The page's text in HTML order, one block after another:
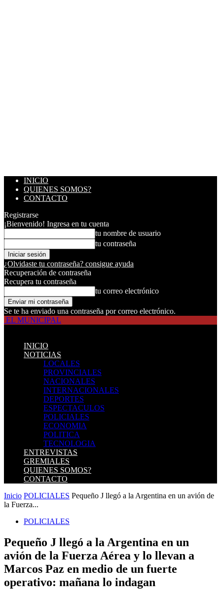
INICIO
QUIENES SOMOS?
CONTACTO
Registrarse
¡Bienvenido! Ingresa en tu cuenta
tu nombre de usuario
tu contraseña
¿Olvidaste tu contraseña? consigue ayuda
Recuperación de contraseña
Recupera tu contraseña
tu correo electrónico
Se te ha enviado una contraseña por correo electrónico.
EL MUNICIPAL
INICIO
NOTICIAS
LOCALES
PROVINCIALES
NACIONALES
INTERNACIONALES
DEPORTES
ESPECTACULOS
POLICIALES
ECONOMIA
POLITICA
TECNOLOGIA
ENTREVISTAS
GREMIALES
QUIENES SOMOS?
CONTACTO
Inicio POLICIALES Pequeño J llegó a la Argentina en un avión de
la Fuerza...
POLICIALES
Pequeño J llegó a la Argentina en un
avión de la Fuerza Aérea y lo llevan a
Marcos Paz en medio de un fuerte
operativo: mañana lo indagan